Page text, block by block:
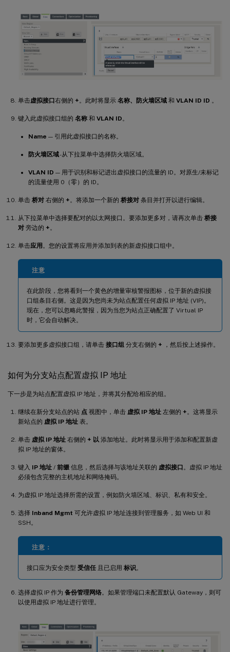
单击虚拟接口右侧的 + 。此时将显示 名称、防火墙区域 和 VLAN ID ID 。
键入此虚拟接口组的 名称 和 VLAN ID 。
Name — 引用此虚拟接口的名称。
防火墙区域-从下拉菜单中选择防火墙区域。
VLAN ID — 用于识别和标记进出虚拟接口的流量的 ID。对原生/未标记
的流量使用 0（零）的 ID。
单击 桥对 右侧的 + 。将添加一个新的 桥接对 条目并打开以进行编辑。
从下拉菜单中选择要配对的以太网接口。要添加更多对，请再次单击 桥接
对 旁边的 + 。
单击应用 。您的设置将应用并添加到表的新虚拟接口组中。
注意
在此阶段，您将看到一个黄色的增量审核警报图标，位于新的虚拟接
口组条目右侧。这是因为您尚未为站点配置任何虚拟 IP 地址 (VIP)。
现在，您可以忽略此警报，因为当您为站点正确配置了 Virtual IP
时，它会自动解决。
要添加更多虚拟接口组，请单击 接口组 分支右侧的 + ，然后按上述操作。
如何为分支站点配置虚拟 IP 地址
下一步是为站点配置虚拟 IP 地址，并将其分配给相应的组。
继续在新分支站点的站 点 视图中，单击 虚拟 IP 地址 左侧的 + 。这将显示
新站点的 虚拟 IP 地址 表。
单击 虚拟 IP 地址 右侧的 + 以 添加地址。此时将显示用于添加和配置新虚
拟 IP 地址的窗体。
键入 IP 地址 / 前缀 信息，然后选择与该地址关联的 虚拟接口 。虚拟 IP 地址
必须包含完整的主机地址和网络掩码。
为虚拟 IP 地址选择所需的设置，例如防火墙区域、标识、私有和安全。
选择 Inband Mgmt 可允许虚拟 IP 地址连接到管理服务，如 Web UI 和
SSH。
注意：
接口应为安全类型 受信任 且已启用 标识 。
选择虚拟 IP 作为 备份管理网络。如果管理端口未配置默认 Gateway，则可
以使用虚拟 IP 地址进行管理。